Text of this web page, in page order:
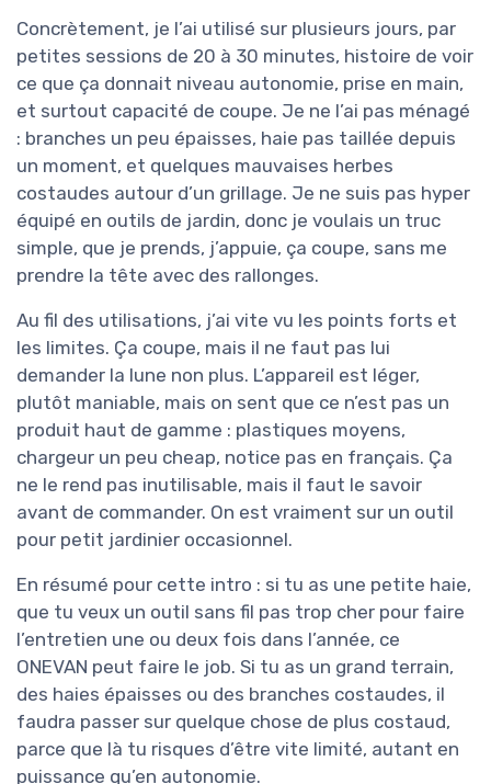
Concrètement, je l’ai utilisé sur plusieurs jours, par
petites sessions de 20 à 30 minutes, histoire de voir
ce que ça donnait niveau autonomie, prise en main,
et surtout capacité de coupe. Je ne l’ai pas ménagé
: branches un peu épaisses, haie pas taillée depuis
un moment, et quelques mauvaises herbes
costaudes autour d’un grillage. Je ne suis pas hyper
équipé en outils de jardin, donc je voulais un truc
simple, que je prends, j’appuie, ça coupe, sans me
prendre la tête avec des rallonges.
Au fil des utilisations, j’ai vite vu les points forts et
les limites. Ça coupe, mais il ne faut pas lui
demander la lune non plus. L’appareil est léger,
plutôt maniable, mais on sent que ce n’est pas un
produit haut de gamme : plastiques moyens,
chargeur un peu cheap, notice pas en français. Ça
ne le rend pas inutilisable, mais il faut le savoir
avant de commander. On est vraiment sur un outil
pour petit jardinier occasionnel.
En résumé pour cette intro : si tu as une petite haie,
que tu veux un outil sans fil pas trop cher pour faire
l’entretien une ou deux fois dans l’année, ce
ONEVAN peut faire le job. Si tu as un grand terrain,
des haies épaisses ou des branches costaudes, il
faudra passer sur quelque chose de plus costaud,
parce que là tu risques d’être vite limité, autant en
puissance qu’en autonomie.